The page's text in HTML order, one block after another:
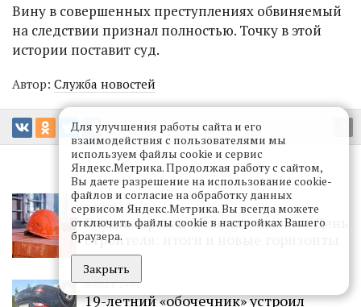
Вину в совершенных преступлениях обвиняемый
на следствии признал полностью. Точку в этой
истории поставит суд.
Автор: Служба новостей
сегодня в 08:48
Владимирская область отмечает День
строителя: итоги и новые горизонты
вчера в 14:47
19-летний «обочечник» устроил
Для улучшения работы сайта и его
взаимодействия с пользователями мы
используем файлы cookie и сервис
Яндекс.Метрика. Продолжая работу с сайтом,
Вы даете разрешение на использование cookie-
файлов и согласие на обработку данных
сервисом Яндекс.Метрика. Вы всегда можете
отключить файлы cookie в настройках Вашего
браузера.
Закрыть